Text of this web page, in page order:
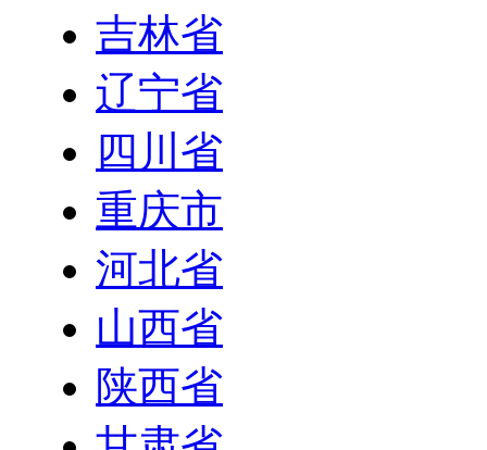
吉林省
辽宁省
四川省
重庆市
河北省
山西省
陕西省